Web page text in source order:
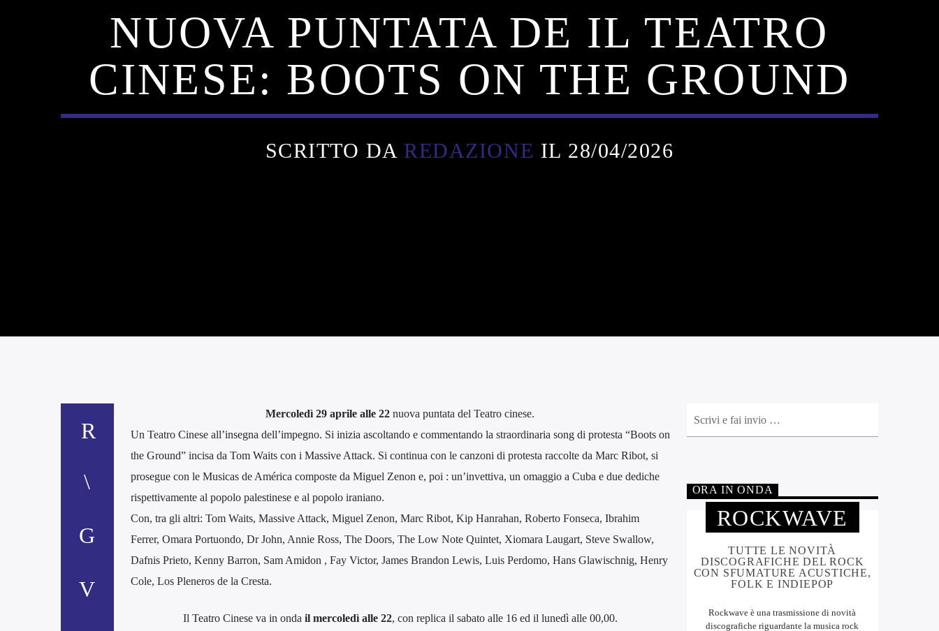
NUOVA PUNTATA DE IL TEATRO
CINESE: BOOTS ON THE GROUND
SCRITTO DA REDAZIONE IL 28/04/2026
Mercoledì 29 aprile alle 22 nuova puntata del Teatro cinese.
Un Teatro Cinese all’insegna dell’impegno. Si inizia ascoltando e commentando la straordinaria song di protesta “Boots on
the Ground” incisa da Tom Waits con i Massive Attack. Si continua con le canzoni di protesta raccolte da Marc Ribot, si
prosegue con le Musicas de América composte da Miguel Zenon e, poi : un’invettiva, un omaggio a Cuba e due dediche
rispettivamente al popolo palestinese e al popolo iraniano.
Con, tra gli altri: Tom Waits, Massive Attack, Miguel Zenon, Marc Ribot, Kip Hanrahan, Roberto Fonseca, Ibrahim
Ferrer, Omara Portuondo, Dr John, Annie Ross, The Doors, The Low Note Quintet, Xiomara Laugart, Steve Swallow,
Dafnis Prieto, Kenny Barron, Sam Amidon , Fay Victor, James Brandon Lewis, Luis Perdomo, Hans Glawischnig, Henry
Cole, Los Pleneros de la Cresta.
Il Teatro Cinese va in onda il mercoledì alle 22, con replica il sabato alle 16 ed il lunedì alle 00,00.
ORA IN ONDA
ROCKWAVE
TUTTE LE NOVITÀ
DISCOGRAFICHE DEL ROCK
CON SFUMATURE ACUSTICHE,
FOLK E INDIEPOP
Rockwave è una trasmissione di novità
discografiche riguardante la musica rock